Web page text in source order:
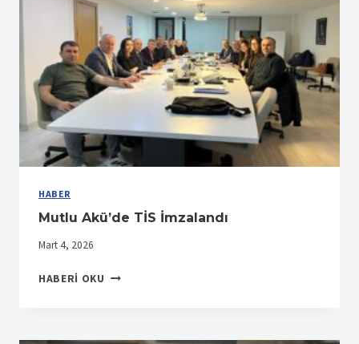
HABER
Mutlu Akü’de TİS İmzalandı
Mart 4, 2026
HABERI OKU MUTLU